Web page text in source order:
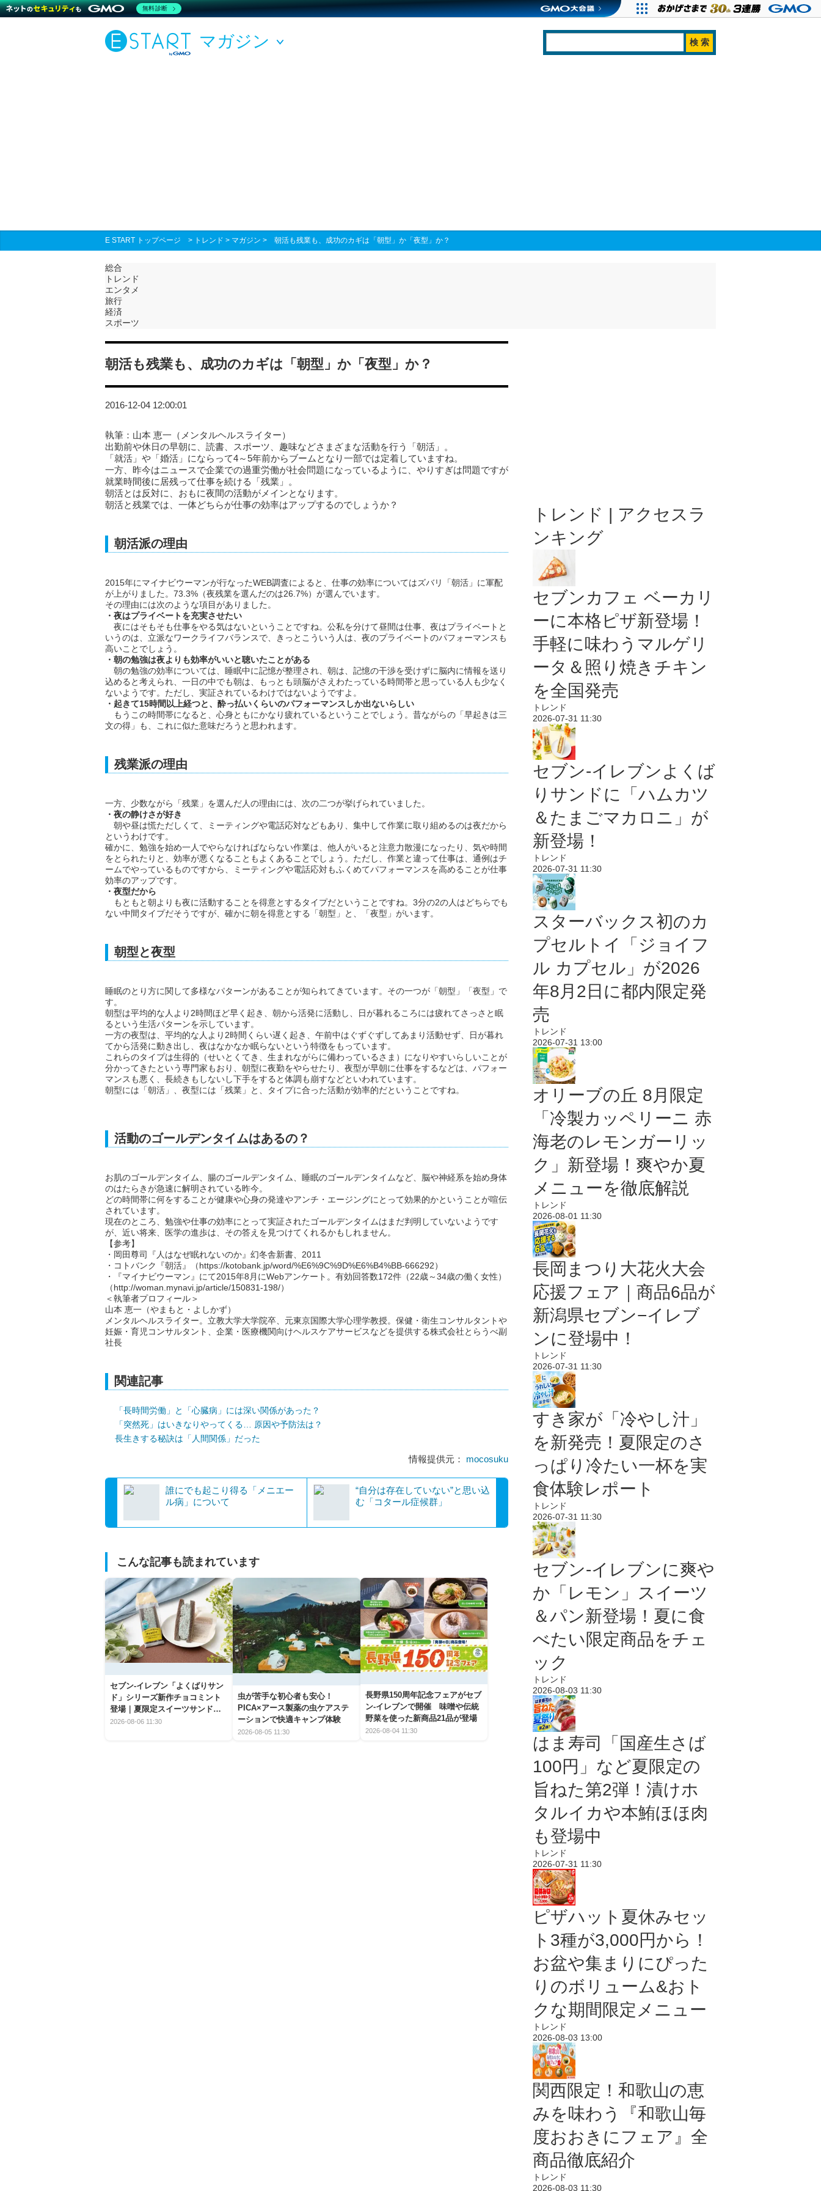
マガジン
E START トップページ > トレンド > マガジン > 朝活も残業も、成功のカギは「朝型」か「夜型」か？
総合
トレンド
エンタメ
旅行
経済
スポーツ
朝活も残業も、成功のカギは「朝型」か「夜型」か？
2016-12-04 12:00:01
執筆：山本 恵一（メンタルヘルスライター）
出勤前や休日の早朝に、読書、スポーツ、趣味などさまざまな活動を行う「朝活」。
「就活」や「婚活」にならって4～5年前からブームとなり一部では定着していますね。
一方、昨今はニュースで企業での過重労働が社会問題になっているように、やりすぎは問題ですが
就業時間後に居残って仕事を続ける「残業」。
朝活とは反対に、おもに夜間の活動がメインとなります。
朝活と残業では、一体どちらが仕事の効率はアップするのでしょうか？
朝活派の理由
2015年にマイナビウーマンが行なったWEB調査によると、仕事の効率についてはズバリ「朝活」に軍配
が上がりました。73.3%（夜残業を選んだのは26.7%）が選んでいます。
その理由には次のような項目がありました。
・夜はプライベートを充実させたい
夜にはそもそも仕事をやる気はないということですね。公私を分けて昼間は仕事、夜はプライベートと
いうのは、立派なワークライフバランスで、きっとこういう人は、夜のプライベートのパフォーマンスも
高いことでしょう。
・朝の勉強は夜よりも効率がいいと聴いたことがある
朝の勉強の効率については、睡眠中に記憶が整理され、朝は、記憶の干渉を受けずに脳内に情報を送り
込めると考えられ、一日の中でも朝は、もっとも頭脳がさえわたっている時間帯と思っている人も少なく
ないようです。ただし、実証されているわけではないようですよ。
・起きて15時間以上経つと、酔っ払いくらいのパフォーマンスしか出ないらしい
もうこの時間帯になると、心身ともにかなり疲れているということでしょう。昔ながらの「早起きは三
文の得」も、これに似た意味だろうと思われます。
残業派の理由
一方、少数ながら「残業」を選んだ人の理由には、次の二つが挙げられていました。
・夜の静けさが好き
朝や昼は慌ただしくて、ミーティングや電話応対などもあり、集中して作業に取り組めるのは夜だから
というわけです。
確かに、勉強を始め一人でやらなければならない作業は、他人がいると注意力散漫になったり、気や時間
をとられたりと、効率が悪くなることもよくあることでしょう。ただし、作業と違って仕事は、通例はチ
ームでやっているものですから、ミーティングや電話応対もふくめてパフォーマンスを高めることが仕事
効率のアップです。
・夜型だから
もともと朝よりも夜に活動することを得意とするタイプだということですね。3分の2の人はどちらでも
ない中間タイプだそうですが、確かに朝を得意とする「朝型」と、「夜型」がいます。
朝型と夜型
睡眠のとり方に関して多様なパターンがあることが知られてきています。その一つが「朝型」「夜型」で
す。
朝型は平均的な人より2時間ほど早く起き、朝から活発に活動し、日が暮れるころには疲れてさっさと眠
るという生活パターンを示しています。
一方の夜型は、平均的な人より2時間くらい遅く起き、午前中はぐずぐずしてあまり活動せず、日が暮れ
てから活発に動き出し、夜はなかなか眠らないという特徴をもっています。
これらのタイプは生得的（せいとくてき、生まれながらに備わっているさま）になりやすいらしいことが
分かってきたという専門家もおり、朝型に夜勤をやらせたり、夜型が早朝に仕事をするなどは、パフォー
マンスも悪く、長続きもしないし下手をすると体調も崩すなどといわれています。
朝型には「朝活」、夜型には「残業」と、タイプに合った活動が効率的だということですね。
活動のゴールデンタイムはあるの？
お肌のゴールデンタイム、腸のゴールデンタイム、睡眠のゴールデンタイムなど、脳や神経系を始め身体
のはたらきが急速に解明されている昨今。
どの時間帯に何をすることが健康や心身の発達やアンチ・エージングにとって効果的かということが喧伝
されています。
現在のところ、勉強や仕事の効率にとって実証されたゴールデンタイムはまだ判明していないようです
が、近い将来、医学の進歩は、その答えを見つけてくれるかもしれません。
【参考】
・岡田尊司『人はなぜ眠れないのか』幻冬舎新書、2011
・コトバンク『朝活』（https://kotobank.jp/word/%E6%9C%9D%E6%B4%BB-666292）
・『マイナビウーマン』にて2015年8月にWebアンケート。有効回答数172件（22歳～34歳の働く女性）
（http://woman.mynavi.jp/article/150831-198/）
＜執筆者プロフィール＞
山本 恵一（やまもと・よしかず）
メンタルヘルスライター。立教大学大学院卒、元東京国際大学心理学教授。保健・衛生コンサルタントや
妊娠・育児コンサルタント、企業・医療機関向けヘルスケアサービスなどを提供する株式会社とらうべ副
社長
関連記事
「長時間労働」と「心臓病」には深い関係があった？
「突然死」はいきなりやってくる… 原因や予防法は？
長生きする秘訣は「人間関係」だった
情報提供元： mocosuku
誰にでも起こり得る「メニエー
ル病」について
“自分は存在していない”と思い込
む「コタール症候群」
こんな記事も読まれています
セブン‐イレブン「よくばりサン
ド」シリーズ新作チョコミント
登場｜夏限定スイーツサンドの
爽快な魅力
2026-08-06 11:30
虫が苦手な初心者も安心！
PICA×アース製薬の虫ケアステ
ーションで快適キャンプ体験
2026-08-05 11:30
長野県150周年記念フェアがセブ
ン-イレブンで開催 味噌や伝統
野菜を使った新商品21品が登場
2026-08-04 11:30
トレンド | アクセスラ
ンキング
セブンカフェ ベーカリ
ーに本格ピザ新登場！
手軽に味わうマルゲリ
ータ＆照り焼きチキン
を全国発売
トレンド
2026-07-31 11:30
セブン‐イレブンよくば
りサンドに「ハムカツ
＆たまごマカロニ」が
新登場！
トレンド
2026-07-31 11:30
スターバックス初のカ
プセルトイ「ジョイフ
ル カプセル」が2026
年8月2日に都内限定発
売
トレンド
2026-07-31 13:00
オリーブの丘 8月限定
「冷製カッペリーニ 赤
海老のレモンガーリッ
ク」新登場！爽やか夏
メニューを徹底解説
トレンド
2026-08-01 11:30
長岡まつり大花火大会
応援フェア｜商品6品が
新潟県セブン−イレブ
ンに登場中！
トレンド
2026-07-31 11:30
すき家が「冷やし汁」
を新発売！夏限定のさ
っぱり冷たい一杯を実
食体験レポート
トレンド
2026-07-31 11:30
セブン‐イレブンに爽や
か「レモン」スイーツ
＆パン新登場！夏に食
べたい限定商品をチェ
ック
トレンド
2026-08-03 11:30
はま寿司「国産生さば
100円」など夏限定の
旨ねた第2弾！漬けホ
タルイカや本鮪ほほ肉
も登場中
トレンド
2026-07-31 11:30
ピザハット夏休みセッ
ト3種が3,000円から！
お盆や集まりにぴった
りのボリューム&おト
クな期間限定メニュー
トレンド
2026-08-03 13:00
関西限定！和歌山の恵
みを味わう『和歌山毎
度おおきにフェア』全
商品徹底紹介
トレンド
2026-08-03 11:30
無料診断